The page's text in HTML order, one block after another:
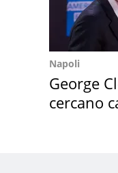
Napoli
George
cercano